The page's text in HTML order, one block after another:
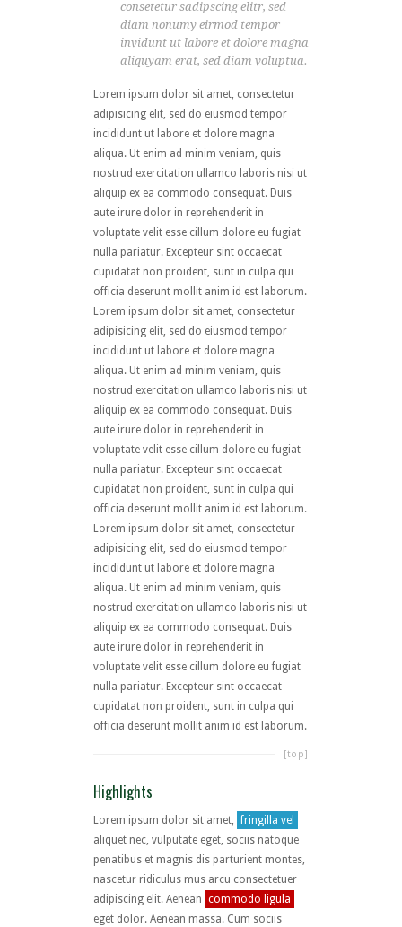
consetetur sadipscing elitr, sed
diam nonumy eirmod tempor
invidunt ut labore et dolore magna
aliquyam erat, sed diam voluptua.
Lorem ipsum dolor sit amet, consectetur
adipisicing elit, sed do eiusmod tempor
incididunt ut labore et dolore magna
aliqua. Ut enim ad minim veniam, quis
nostrud exercitation ullamco laboris nisi ut
aliquip ex ea commodo consequat. Duis
aute irure dolor in reprehenderit in
voluptate velit esse cillum dolore eu fugiat
nulla pariatur. Excepteur sint occaecat
cupidatat non proident, sunt in culpa qui
officia deserunt mollit anim id est laborum.
Lorem ipsum dolor sit amet, consectetur
adipisicing elit, sed do eiusmod tempor
incididunt ut labore et dolore magna
aliqua. Ut enim ad minim veniam, quis
nostrud exercitation ullamco laboris nisi ut
aliquip ex ea commodo consequat. Duis
aute irure dolor in reprehenderit in
voluptate velit esse cillum dolore eu fugiat
nulla pariatur. Excepteur sint occaecat
cupidatat non proident, sunt in culpa qui
officia deserunt mollit anim id est laborum.
Lorem ipsum dolor sit amet, consectetur
adipisicing elit, sed do eiusmod tempor
incididunt ut labore et dolore magna
aliqua. Ut enim ad minim veniam, quis
nostrud exercitation ullamco laboris nisi ut
aliquip ex ea commodo consequat. Duis
aute irure dolor in reprehenderit in
voluptate velit esse cillum dolore eu fugiat
nulla pariatur. Excepteur sint occaecat
cupidatat non proident, sunt in culpa qui
officia deserunt mollit anim id est laborum.
[top]
Highlights
Lorem ipsum dolor sit amet, fringilla vel
aliquet nec, vulputate eget, sociis natoque
penatibus et magnis dis parturient montes,
nascetur ridiculus mus arcu consectetuer
adipiscing elit. Aenean commodo ligula
eget dolor. Aenean massa. Cum sociis